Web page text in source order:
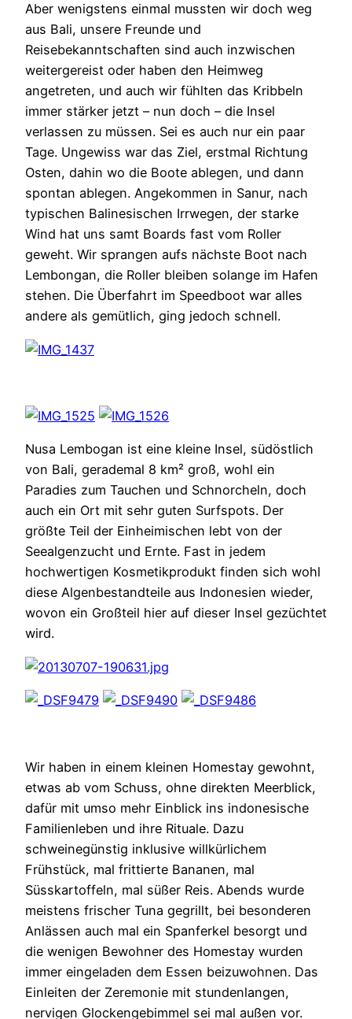
Aber wenigstens einmal mussten wir doch weg
aus Bali, unsere Freunde und
Reisebekanntschaften sind auch inzwischen
weitergereist oder haben den Heimweg
angetreten, und auch wir fühlten das Kribbeln
immer stärker jetzt – nun doch – die Insel
verlassen zu müssen. Sei es auch nur ein paar
Tage. Ungewiss war das Ziel, erstmal Richtung
Osten, dahin wo die Boote ablegen, und dann
spontan ablegen. Angekommen in Sanur, nach
typischen Balinesischen Irrwegen, der starke
Wind hat uns samt Boards fast vom Roller
geweht. Wir sprangen aufs nächste Boot nach
Lembongan, die Roller bleiben solange im Hafen
stehen. Die Überfahrt im Speedboot war alles
andere als gemütlich, ging jedoch schnell.
Nusa Lembogan ist eine kleine Insel, südöstlich
von Bali, gerademal 8 km² groß, wohl ein
Paradies zum Tauchen und Schnorcheln, doch
auch ein Ort mit sehr guten Surfspots. Der
größte Teil der Einheimischen lebt von der
Seealgenzucht und Ernte. Fast in jedem
hochwertigen Kosmetikprodukt finden sich wohl
diese Algenbestandteile aus Indonesien wieder,
wovon ein Großteil hier auf dieser Insel gezüchtet
wird.
Wir haben in einem kleinen Homestay gewohnt,
etwas ab vom Schuss, ohne direkten Meerblick,
dafür mit umso mehr Einblick ins indonesische
Familienleben und ihre Rituale. Dazu
schweinegünstig inklusive willkürlichem
Frühstück, mal frittierte Bananen, mal
Süsskartoffeln, mal süßer Reis. Abends wurde
meistens frischer Tuna gegrillt, bei besonderen
Anlässen auch mal ein Spanferkel besorgt und
die wenigen Bewohner des Homestay wurden
immer eingeladen dem Essen beizuwohnen. Das
Einleiten der Zeremonie mit stundenlangen,
nervigen Glockengebimmel sei mal außen vor.